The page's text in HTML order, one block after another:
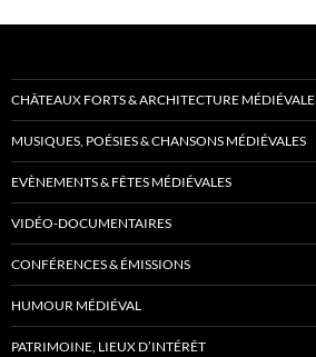
CHÂTEAUX FORTS & ARCHITECTURE MÉDIÉVALE
MUSIQUES, POÉSIES & CHANSONS MÉDIÉVALES
EVÈNEMENTS & FÊTES MÉDIÉVALES
VIDÉO-DOCUMENTAIRES
CONFÉRENCES & ÉMISSIONS
HUMOUR MÉDIÉVAL
PATRIMOINE, LIEUX D’INTÉRÊT